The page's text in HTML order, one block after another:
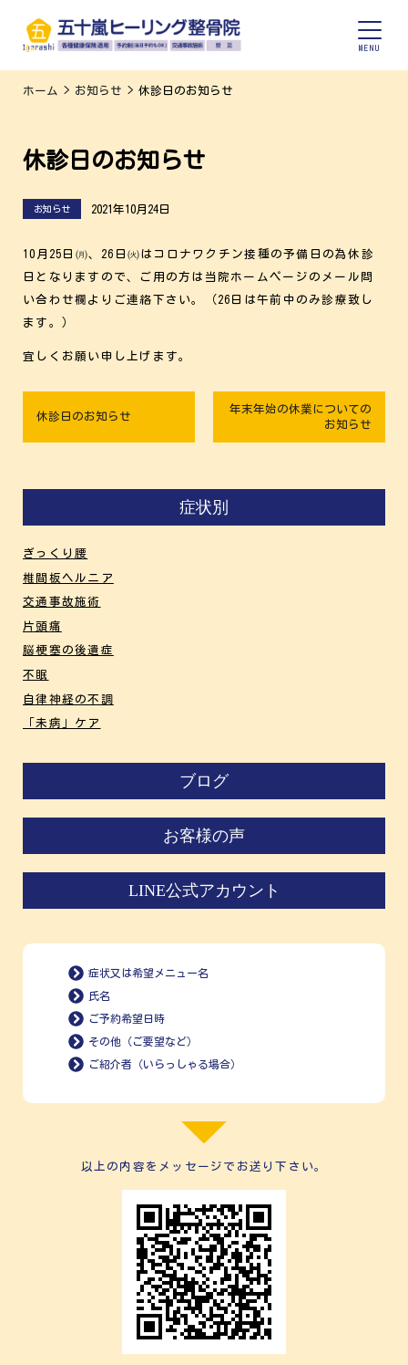
ホーム > お知らせ > 休診日のお知らせ
休診日のお知らせ
お知らせ 2021年10月24日
10月25日㈪、26日㈫はコロナワクチン接種の予備日の為休診
日となりますので、ご用の方は当院ホームページのメール問
い合わせ欄よりご連絡下さい。（26日は午前中のみ診療致し
ます。）
宜しくお願い申し上げます。
休診日のお知らせ
年末年始の休業についての
お知らせ
症状別
ぎっくり腰
椎間板ヘルニア
交通事故施術
片頭痛
脳梗塞の後遺症
不眠
自律神経の不調
「未病」ケア
ブログ
お客様の声
LINE公式アカウント
症状又は希望メニュー名
氏名
ご予約希望日時
その他（ご要望など）
ご紹介者（いらっしゃる場合）
以上の内容をメッセージでお送り下さい。